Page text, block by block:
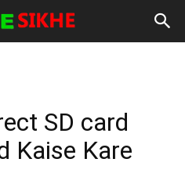
SD card
Kaise Kare